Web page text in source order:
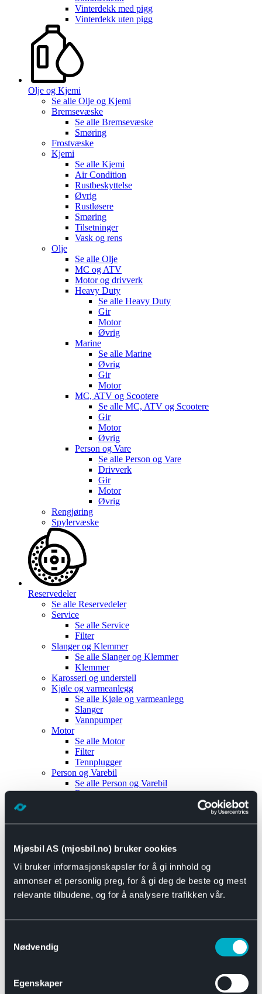
Mjøsbil AS (mjosbil.no) bruker cookies
Vi bruker informasjonskapsler for å gi innhold og
annonser et personlig preg, for å gi deg de beste og mest
relevante tilbudene, og for å analysere trafikken vår.
Nødvendig
Egenskaper
Vinterdekk med pigg
Vinterdekk uten pigg
Olje og Kjemi
Se alle Olje og Kjemi
Bremsevæske
Se alle Bremsevæske
Smøring
Frostvæske
Kjemi
Se alle Kjemi
Air Condition
Rustbeskyttelse
Øvrig
Rustløsere
Smøring
Tilsetninger
Vask og rens
Olje
Se alle Olje
MC og ATV
Motor og drivverk
Heavy Duty
Se alle Heavy Duty
Gir
Motor
Øvrig
Marine
Se alle Marine
Øvrig
Gir
Motor
MC, ATV og Scootere
Se alle MC, ATV og Scootere
Gir
Motor
Øvrig
Person og Vare
Se alle Person og Vare
Drivverk
Gir
Motor
Øvrig
Rengjøring
Spylervæske
Reservedeler
Se alle Reservedeler
Service
Se alle Service
Filter
Slanger og Klemmer
Se alle Slanger og Klemmer
Klemmer
Karosseri og understell
Kjøle og varmeanlegg
Se alle Kjøle og varmeanlegg
Slanger
Vannpumper
Motor
Se alle Motor
Filter
Tennplugger
Person og Varebil
Se alle Person og Varebil
Brems
Motor og drivverk
Se alle Universal
Bremsedeler
Se alle Bremsedeler
Bremsenippler
Drivline og motor
Se alle Drivline og motor
Eksosanlegg